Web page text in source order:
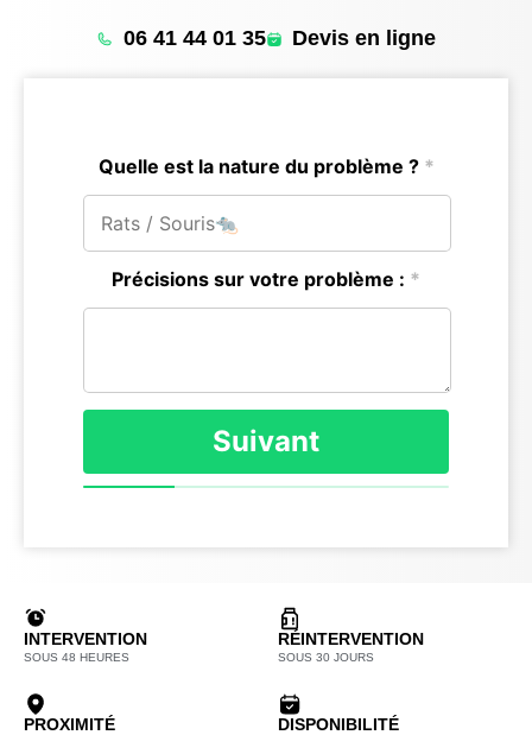
06 41 44 01 35 Devis en ligne
Quelle est la nature du problème ? *
Précisions sur votre problème : *
Suivant
INTERVENTION
SOUS 48 HEURES
RÉINTERVENTION
SOUS 30 JOURS
PROXIMITÉ DISPONIBILITÉ